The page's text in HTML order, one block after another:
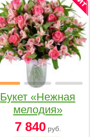
Букет «Нежная
мелодия»
7 840руб.